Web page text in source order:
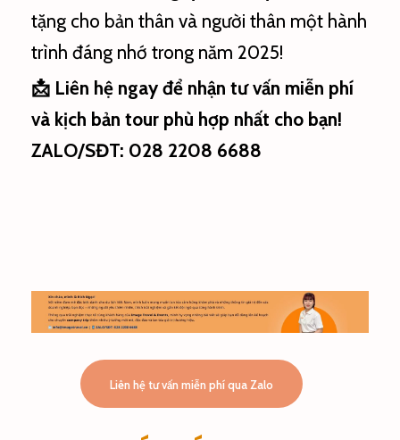
tặng cho bản thân và người thân một hành
trình đáng nhớ trong năm 2025!
📩 Liên hệ ngay để nhận tư vấn miễn phí
và kịch bản tour phù hợp nhất cho bạn!
ZALO/SĐT: 028 2208 6688
Liên hệ tư vấn miễn phí qua Zalo